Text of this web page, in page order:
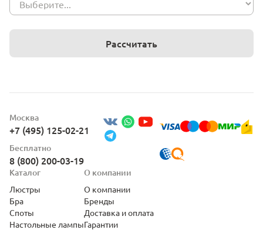
Рассчитать
Москва
+7 (495) 125-02-21
Бесплатно
8 (800) 200-03-19
Каталог
Люстры
Бра
Споты
Настольные лампы
О компании
О компании
Бренды
Доставка и оплата
Гарантии